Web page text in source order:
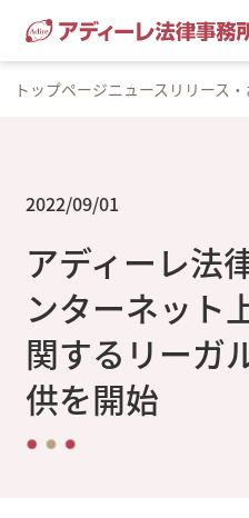
トップページニュースリリース
2022/09/01
アディーレ法
ンターネット
関するリーガ
供を開始